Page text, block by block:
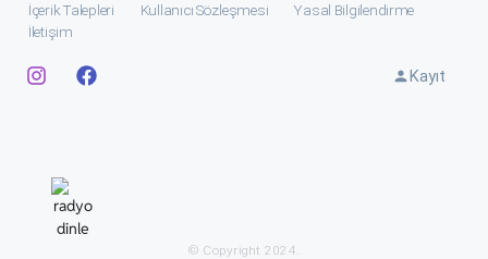
İçerik Talepleri
Kullanıcı Sözleşmesi
Yasal Bilgilendirme
İletişim
Kayıt
© Copyright 2024.